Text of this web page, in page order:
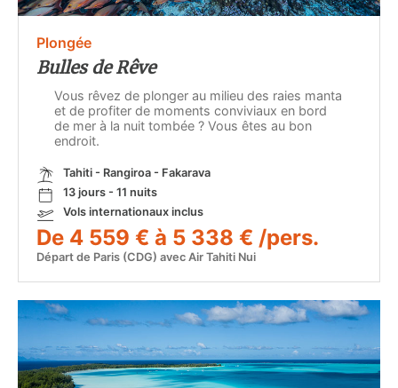
Plongée
Bulles de Rêve
Vous rêvez de plonger au milieu des raies manta
et de profiter de moments conviviaux en bord
de mer à la nuit tombée ? Vous êtes au bon
endroit.
Tahiti - Rangiroa - Fakarava
13 jours - 11 nuits
Vols internationaux inclus
De 4 559 € à 5 338 € /pers.
Départ de Paris (CDG) avec Air Tahiti Nui